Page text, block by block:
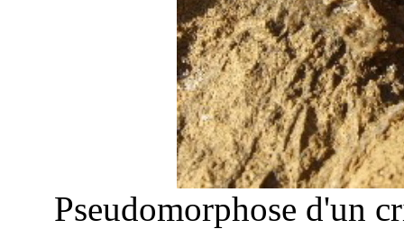
Pseudomorphose d'un